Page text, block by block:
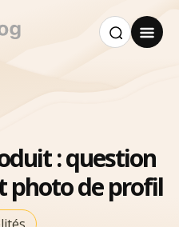
: question
photo de profil